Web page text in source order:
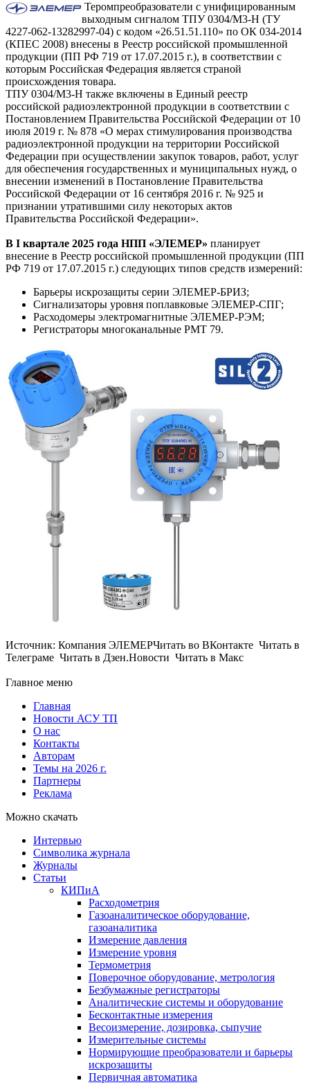
Теромпреобразователи с унифицированным
выходным сигналом ТПУ 0304/М3-Н (ТУ
4227-062-13282997-04) с кодом «26.51.51.110» по ОК 034-2014
(КПЕС 2008) внесены в Реестр российской промышленной
продукции (ПП РФ 719 от 17.07.2015 г.), в соответствии с
которым Российская Федерация является страной
происхождения товара.
ТПУ 0304/М3-Н также включены в Единый реестр
российской радиоэлектронной продукции в соответствии с
Постановлением Правительства Российской Федерации от 10
июля 2019 г. № 878 «О мерах стимулирования производства
радиоэлектронной продукции на территории Российской
Федерации при осуществлении закупок товаров, работ, услуг
для обеспечения государственных и муниципальных нужд, о
внесении изменений в Постановление Правительства
Российской Федерации от 16 сентября 2016 г. № 925 и
признании утратившими силу некоторых актов
Правительства Российской Федерации».
В I квартале 2025 года НПП «ЭЛЕМЕР» планирует
внесение в Реестр российской промышленной продукции (ПП
РФ 719 от 17.07.2015 г.) следующих типов средств измерений:
Барьеры искрозащиты серии ЭЛЕМЕР-БРИЗ;
Сигнализаторы уровня поплавковые ЭЛЕМЕР-СПГ;
Расходомеры электромагнитные ЭЛЕМЕР-РЭМ;
Регистраторы многоканальные РМТ 79.
Источник: Компания ЭЛЕМЕРЧитать во ВКонтакте Читать в
Телеграме Читать в Дзен.Новости Читать в Макс
Главное меню
Главная
Новости АСУ ТП
О нас
Контакты
Авторам
Темы на 2026 г.
Партнеры
Реклама
Можно скачать
Интервью
Символика журнала
Журналы
Статьи
КИПиА
Расходометрия
Газоаналитическое оборудование,
газоаналитика
Измерение давления
Измерение уровня
Термометрия
Поверочное оборудование, метрология
Безбумажные регистраторы
Аналитические системы и оборудование
Бесконтактные измерения
Весоизмерение, дозировка, сыпучие
Измерительные системы
Нормирующие преобразователи и барьеры
искрозащиты
Первичная автоматика